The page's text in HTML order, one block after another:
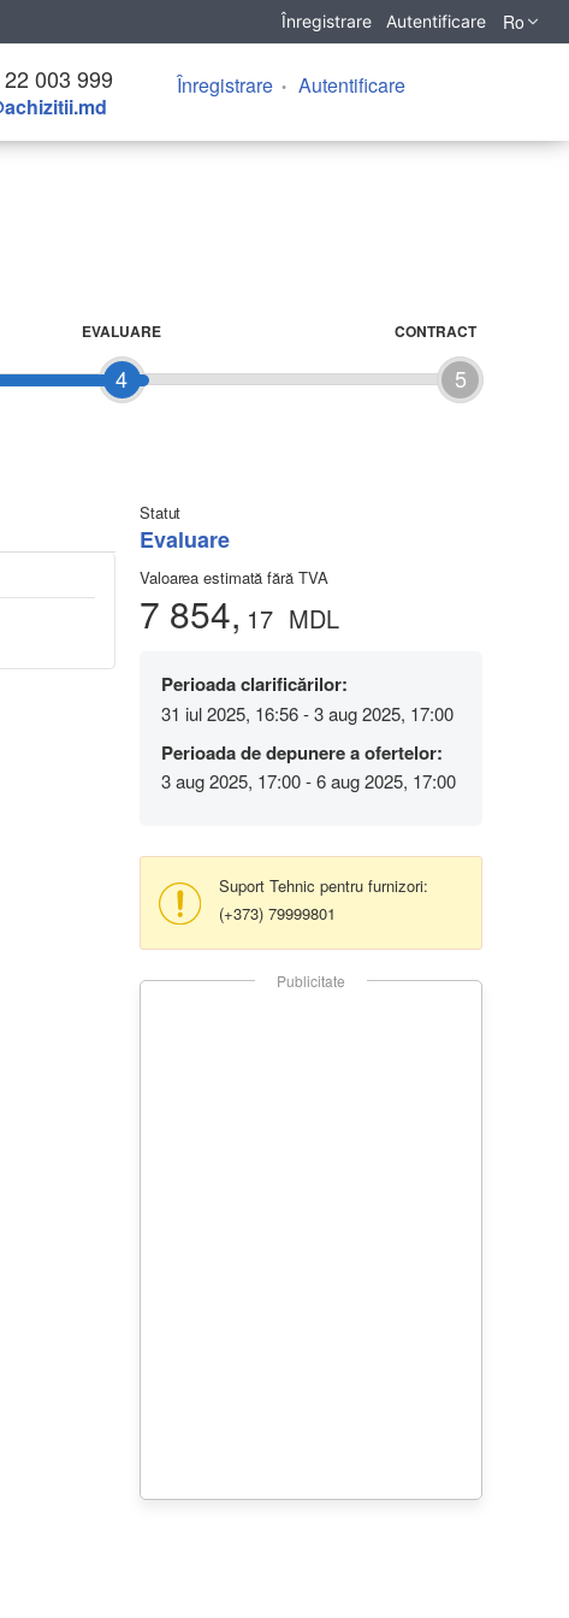
Înregistrare Autentificare Ro
003 999 Înregistrare Autentificare
4
EVALUARE
5
CONTRACT
Statut
Evaluare
Valoarea estimată fără TVA
7 854, 17 MDL
Perioada clarificărilor:
31 iul 2025, 16:56 - 3 aug 2025, 17:00
Perioada de depunere a ofertelor:
3 aug 2025, 17:00 - 6 aug 2025, 17:00
Suport Tehnic pentru furnizori:
(+373) 79999801
Publicitate